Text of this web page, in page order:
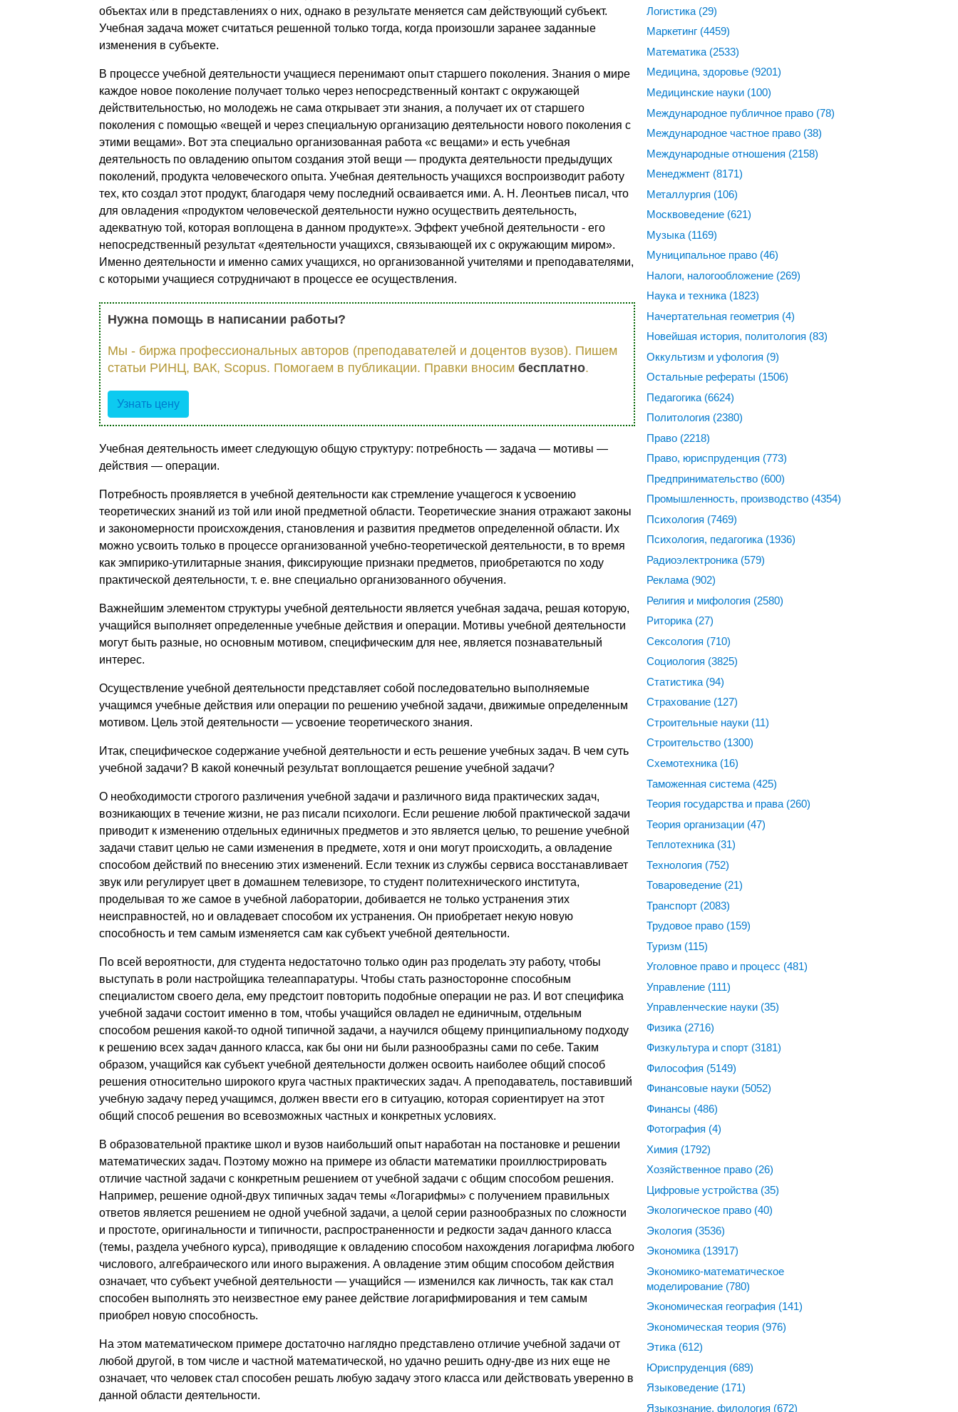
объектах или в представлениях о них, однако в результате меняется сам действующий субъект.
Учебная задача может считаться решенной только тогда, когда произошли заранее заданные
изменения в субъекте.
В процессе учебной деятельности учащиеся перенимают опыт старшего поколения. Знания о мире
каждое новое поколение получает только через непосредственный контакт с окружающей
действительностью, но молодежь не сама открывает эти знания, а получает их от старшего
поколения с помощью «вещей и через специальную организацию деятельности нового поколения с
этими вещами». Вот эта специально организованная работа «с вещами» и есть учебная
деятельность по овладению опытом создания этой вещи — продукта деятельности предыдущих
поколений, продукта человеческого опыта. Учебная деятельность учащихся воспроизводит работу
тех, кто создал этот продукт, благодаря чему последний осваивается ими. А. Н. Леонтьев писал, что
для овладения «продуктом человеческой деятельности нужно осуществить деятельность,
адекватную той, которая воплощена в данном продукте»х. Эффект учебной деятельности - его
непосредственный результат «деятельности учащихся, связывающей их с окружающим миром».
Именно деятельности и именно самих учащихся, но организованной учителями и преподавателями,
с которыми учащиеся сотрудничают в процессе ее осуществления.
Нужна помощь в написании работы?
Мы - биржа профессиональных авторов (преподавателей и доцентов вузов). Пишем
статьи РИНЦ, ВАК, Scopus. Помогаем в публикации. Правки вносим бесплатно.
Узнать цену
Учебная деятельность имеет следующую общую структуру: потребность — задача — мотивы —
действия — операции.
Потребность проявляется в учебной деятельности как стремление учащегося к усвоению
теоретических знаний из той или иной предметной области. Теоретические знания отражают законы
и закономерности происхождения, становления и развития предметов определенной области. Их
можно усвоить только в процессе организованной учебно-теоретической деятельности, в то время
как эмпирико-утилитарные знания, фиксирующие признаки предметов, приобретаются по ходу
практической деятельности, т. е. вне специально организованного обучения.
Важнейшим элементом структуры учебной деятельности является учебная задача, решая которую,
учащийся выполняет определенные учебные действия и операции. Мотивы учебной деятельности
могут быть разные, но основным мотивом, специфическим для нее, является познавательный
интерес.
Осуществление учебной деятельности представляет собой последовательно выполняемые
учащимся учебные действия или операции по решению учебной задачи, движимые определенным
мотивом. Цель этой деятельности — усвоение теоретического знания.
Итак, специфическое содержание учебной деятельности и есть решение учебных задач. В чем суть
учебной задачи? В какой конечный результат воплощается решение учебной задачи?
О необходимости строгого различения учебной задачи и различного вида практических задач,
возникающих в течение жизни, не раз писали психологи. Если решение любой практической задачи
приводит к изменению отдельных единичных предметов и это является целью, то решение учебной
задачи ставит целью не сами изменения в предмете, хотя и они могут происходить, а овладение
способом действий по внесению этих изменений. Если техник из службы сервиса восстанавливает
звук или регулирует цвет в домашнем телевизоре, то студент политехнического института,
проделывая то же самое в учебной лаборатории, добивается не только устранения этих
неисправностей, но и овладевает способом их устранения. Он приобретает некую новую
способность и тем самым изменяется сам как субъект учебной деятельности.
По всей вероятности, для студента недостаточно только один раз проделать эту работу, чтобы
выступать в роли настройщика телеаппаратуры. Чтобы стать разносторонне способным
специалистом своего дела, ему предстоит повторить подобные операции не раз. И вот специфика
учебной задачи состоит именно в том, чтобы учащийся овладел не единичным, отдельным
способом решения какой-то одной типичной задачи, а научился общему принципиальному подходу
к решению всех задач данного класса, как бы они ни были разнообразны сами по себе. Таким
образом, учащийся как субъект учебной деятельности должен освоить наиболее общий способ
решения относительно широкого круга частных практических задач. А преподаватель, поставивший
учебную задачу перед учащимся, должен ввести его в ситуацию, которая сориентирует на этот
общий способ решения во всевозможных частных и конкретных условиях.
В образовательной практике школ и вузов наибольший опыт наработан на постановке и решении
математических задач. Поэтому можно на примере из области математики проиллюстрировать
отличие частной задачи с конкретным решением от учебной задачи с общим способом решения.
Например, решение одной-двух типичных задач темы «Логарифмы» с получением правильных
ответов является решением не одной учебной задачи, а целой серии разнообразных по сложности
и простоте, оригинальности и типичности, распространенности и редкости задач данного класса
(темы, раздела учебного курса), приводящие к овладению способом нахождения логарифма любого
числового, алгебраического или иного выражения. А овладение этим общим способом действия
означает, что субъект учебной деятельности — учащийся — изменился как личность, так как стал
способен выполнять это неизвестное ему ранее действие логарифмирования и тем самым
приобрел новую способность.
На этом математическом примере достаточно наглядно представлено отличие учебной задачи от
любой другой, в том числе и частной математической, но удачно решить одну-две из них еще не
означает, что человек стал способен решать любую задачу этого класса или действовать уверенно в
данной области деятельности.
Логистика (29)
Маркетинг (4459)
Математика (2533)
Медицина, здоровье (9201)
Медицинские науки (100)
Международное публичное право (78)
Международное частное право (38)
Международные отношения (2158)
Менеджмент (8171)
Металлургия (106)
Москвоведение (621)
Музыка (1169)
Муниципальное право (46)
Налоги, налогообложение (269)
Наука и техника (1823)
Начертательная геометрия (4)
Новейшая история, политология (83)
Оккультизм и уфология (9)
Остальные рефераты (1506)
Педагогика (6624)
Политология (2380)
Право (2218)
Право, юриспруденция (773)
Предпринимательство (600)
Промышленность, производство (4354)
Психология (7469)
Психология, педагогика (1936)
Радиоэлектроника (579)
Реклама (902)
Религия и мифология (2580)
Риторика (27)
Сексология (710)
Социология (3825)
Статистика (94)
Страхование (127)
Строительные науки (11)
Строительство (1300)
Схемотехника (16)
Таможенная система (425)
Теория государства и права (260)
Теория организации (47)
Теплотехника (31)
Технология (752)
Товароведение (21)
Транспорт (2083)
Трудовое право (159)
Туризм (115)
Уголовное право и процесс (481)
Управление (111)
Управленческие науки (35)
Физика (2716)
Физкультура и спорт (3181)
Философия (5149)
Финансовые науки (5052)
Финансы (486)
Фотография (4)
Химия (1792)
Хозяйственное право (26)
Цифровые устройства (35)
Экологическое право (40)
Экология (3536)
Экономика (13917)
Экономико-математическое
моделирование (780)
Экономическая география (141)
Экономическая теория (976)
Этика (612)
Юриспруденция (689)
Языковедение (171)
Языкознание, филология (672)